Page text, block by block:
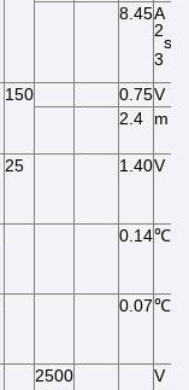
8.45A
2
3
150 0.75V
2.4 m
25 1.40V
0.14℃
0.07℃
2500 V